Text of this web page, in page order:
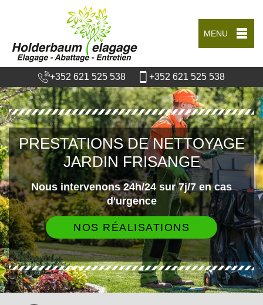
MENU
+352 621 525 538 +352 621 525 538
PRESTATIONS DE NETTOYAGE
JARDIN FRISANGE
Nous intervenons 24h/24 sur 7j/7 en cas
d'urgence
NOS RÉALISATIONS